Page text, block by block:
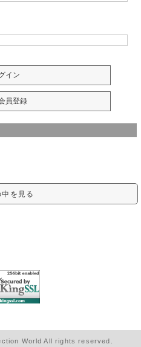
中を見る
World All rights reserved.